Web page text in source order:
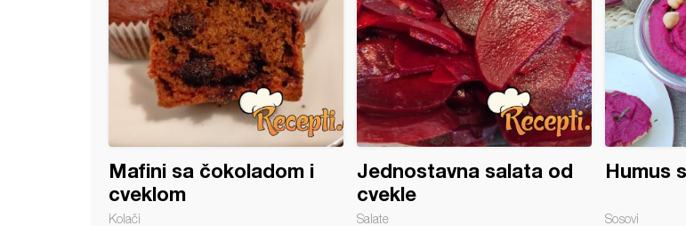
Mafini sa čokoladom i
cveklom
Kolači
Jednostavna salata od
cvekle
Salate
Humus
Sosovi